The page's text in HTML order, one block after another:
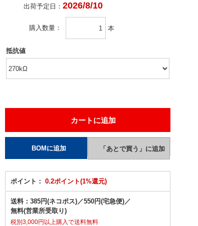
出荷予定日： 2026/8/10
購入数量 本
抵抗値
ポイント： 0.2ポイント(1%還元)
送料： 385円(ネコポス)／550円(宅急便)／
無料(営業所受取り)
税別3,000円以上購入で送料無料